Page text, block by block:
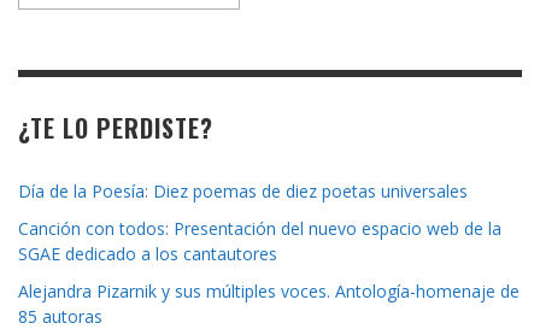
¿TE LO PERDISTE?
Día de la Poesía: Diez poemas de diez poetas universales
Canción con todos: Presentación del nuevo espacio web de la
SGAE dedicado a los cantautores
Alejandra Pizarnik y sus múltiples voces. Antología-homenaje de
85 autoras